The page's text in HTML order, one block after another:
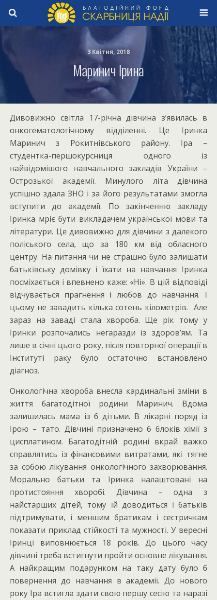
3 Квітня, 2018
Маринич Ірина
Дивовижно світла 17-річна дівчина з’явилась в
онкогематологічному відділенні. Це Іринка
Маринич з Рокитнівського району. Іра –
студентка-першокурсниця одного із
найвідомішого навчального закладів України –
Острозької академії. Минулого літа дівчина
успішно здала ЗНО і за його результатами змогла
вступити до академії. По закінченню закладу
Іринка мріє бути викладачем української мови та
літератури. Це дивовижно для дівчини з далекого
поліського села, що за 180 км від обласного
центру. На питання чи не страшно було залишати
батьківську домівку і їхати на навчання Іринка
посміхається і впевнено каже: «Ні». В цій відповіді
відчувається прагнення і любов до навчання. І
цьому не завадить кілька сотень кілометрів. Але
зараз на заваді стала хвороба. Ще рік тому у
Іринки розпочались негаразди із здоров’ям. Та
лише в січні цього року, після повторної операції в
Інституті раку було остаточно встановлено
діагноз.
Онкологічна хвороба внесла кардинальні зміни в
життя багатодітної родини Маринич. Вдома
залишилась мама із 6 дітьми. В лікарні поряд із
Ірою – тато. Дівчині призначено 6 блоків хімії з
цисплатином. Багатодітній родині вкрай важко
справлятись із фінансовими витратами, які тягне
за собою лікування онкологічного захворювання.
Морально батьки та Іринка налаштовані на
протистояння хворобі. Дівчина – одна з
найстарших дітей, тому їй доводиться і батьків
підтримувати, і меншим братикам і сестричкам
показати приклад стійкості та мужності. У вересні
Іринці виповнюється 18 років. До цього часу
дівчині треба встигнути пройти основне лікування.
А найкращим подарунком на таку дату було б
повернення до навчання в академії. До нового
року Іра встигла здати свою першу сесію та наразі